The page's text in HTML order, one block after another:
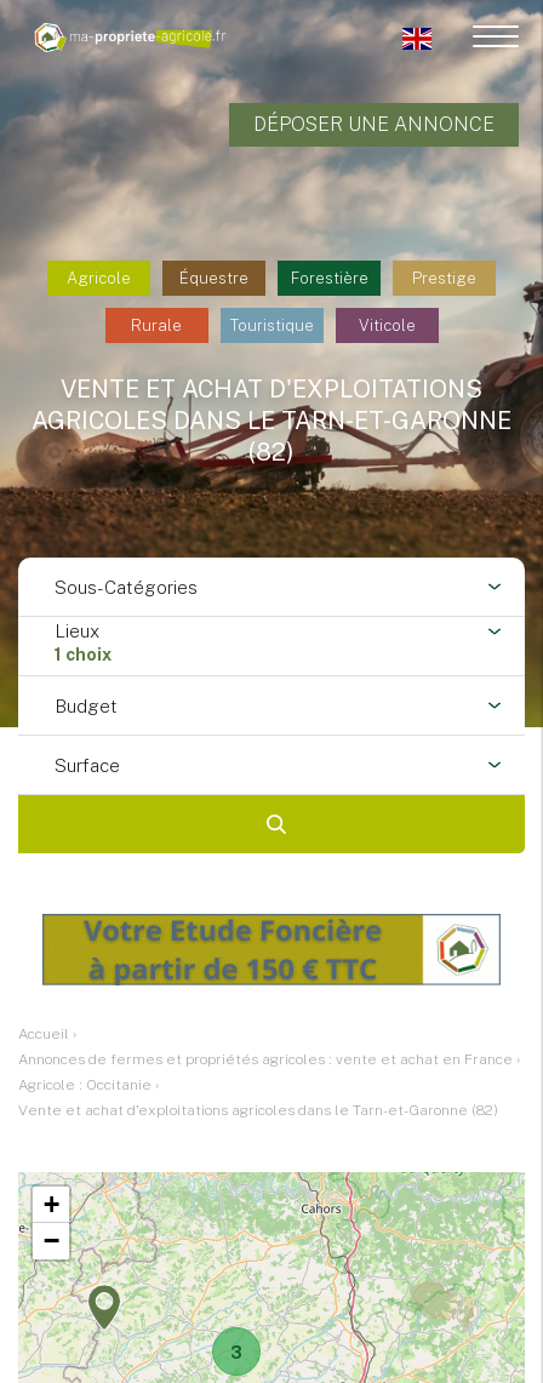
DÉPOSER UNE ANNONCE
Agricole Équestre Forestière Prestige
Rurale Touristique Viticole
VENTE ET ACHAT D'EXPLOITATIONS
AGRICOLES DANS LE TARN-ET-GARONNE
(82)
Sous-Catégories
Lieux
1 choix
Budget
Surface
Accueil ›
Annonces de fermes et propriétés agricoles : vente et achat en France ›
Agricole : Occitanie ›
Vente et achat d'exploitations agricoles dans le Tarn-et-Garonne (82)
3
+
−